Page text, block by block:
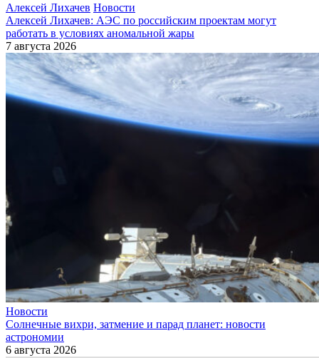
Алексей Лихачев Новости
Алексей Лихачев: АЭС по российским проектам могут
работать в условиях аномальной жары
7 августа 2026
Новости
Солнечные вихри, затмение и парад планет: новости
астрономии
6 августа 2026